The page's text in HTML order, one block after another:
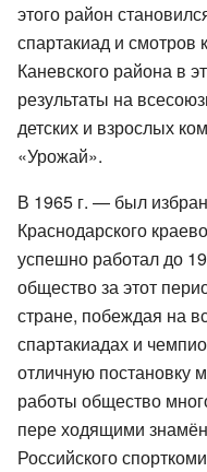
этого район
спартакиад и смотров
Каневского района в
результаты на
детских и взрослых
«Урожай».
В 1965 г. — был
Краснодарского
успешно работал до
общество за этот
стране, побеждая на
спартакиадах и
отличную постановку
работы общество
пере ходящими
Российского